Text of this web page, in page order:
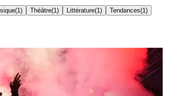
(1 ) Théâtre(1 ) Littérature(1 ) Tendances(1 )